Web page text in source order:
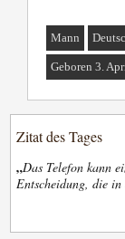
Mann
Geboren 3.
Zitat des Tages
„Das Telefon kann
Entscheidung, die